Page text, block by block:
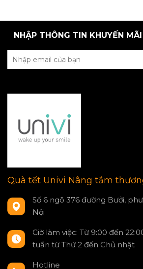
NHẬP THÔNG TIN KHUYẾN
Quà tết Univi Nâng tầm
Số 6 ngõ 376 đường Bưởi,
Nội
Giờ làm việc: Từ 9:00 đến
tuần từ Thứ 2 đến Chủ nhật
Hotline